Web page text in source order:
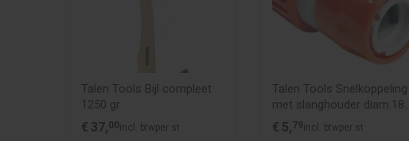
Talen Tools Bijl compleet
1250 gr
€ 37,00 incl. btwper st
Talen Tools Snelkoppeling
met slanghouder diam.18-
23 mm
€ 5,79incl. btwper st